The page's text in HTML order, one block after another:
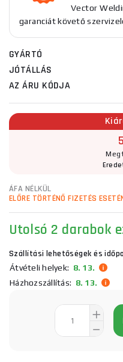
Vector
garanciát követő
GYÁRTÓ
JÓTÁLLÁS
AZ ÁRU KÓDJA
ÁFA NÉLKÜL
ELŐRE TÖRTÉNŐ FIZETÉS
Utolsó 2 darabok
Szállítási lehetőségek és
Átvételi helyek: 8. 13.
Házhozszállítás: 8. 13.